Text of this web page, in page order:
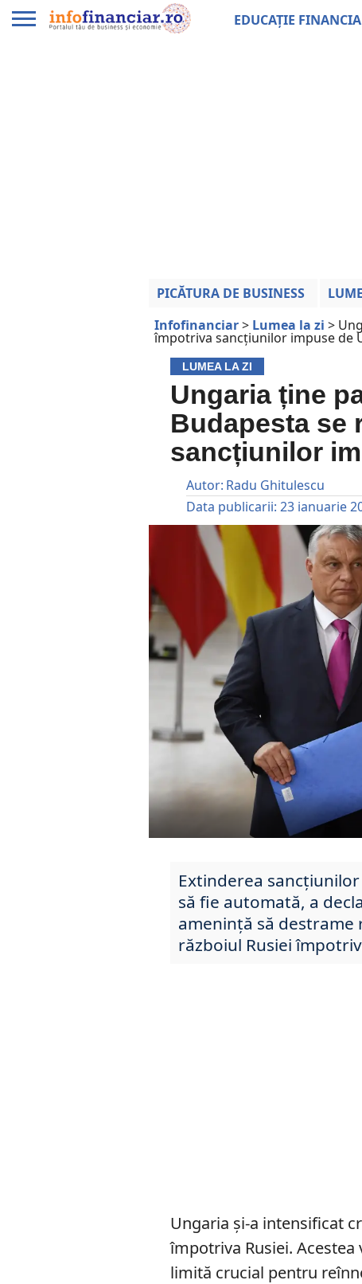
EDUCAȚIE
PICĂTURA DE BUSINESS
Infofinanciar> Lumea la zi >
împotriva sancțiunilor impuse de
LUMEA LA ZI
Ungaria ține
Budapesta se
sancțiunilor
Autor: Radu Ghitulescu
Data publicarii: 23 ianuarie
Extinderea
să fie automată, a
amenință să destrame
războiul Rusiei
Ungaria și-a intensificat
împotriva Rusiei.
limită crucial pentru